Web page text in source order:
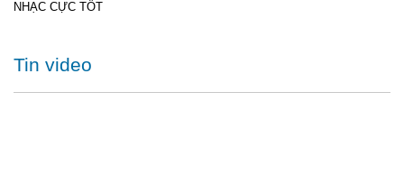
NHẠC CỰC TỐT
Tin video